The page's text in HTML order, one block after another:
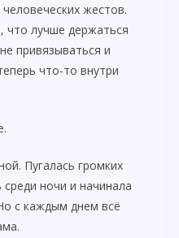
жестов.
что лучше держаться
привязываться и
что-то внутри
Пугалась громких
ночи и начинала
с каждым днем всё